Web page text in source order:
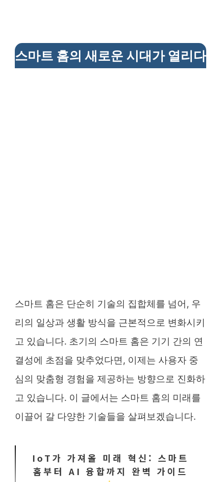
스마트 홈의 새로운 시대가 열리다
스마트 홈은 단순히 기술의 집합체를 넘어, 우
리의 일상과 생활 방식을 근본적으로 변화시키
고 있습니다. 초기의 스마트 홈은 기기 간의 연
결성에 초점을 맞추었다면, 이제는 사용자 중
심의 맞춤형 경험을 제공하는 방향으로 진화하
고 있습니다. 이 글에서는 스마트 홈의 미래를
이끌어 갈 다양한 기술들을 살펴보겠습니다.
IoT가 가져올 미래 혁신: 스마트
홈부터 AI 융합까지 완벽 가이드